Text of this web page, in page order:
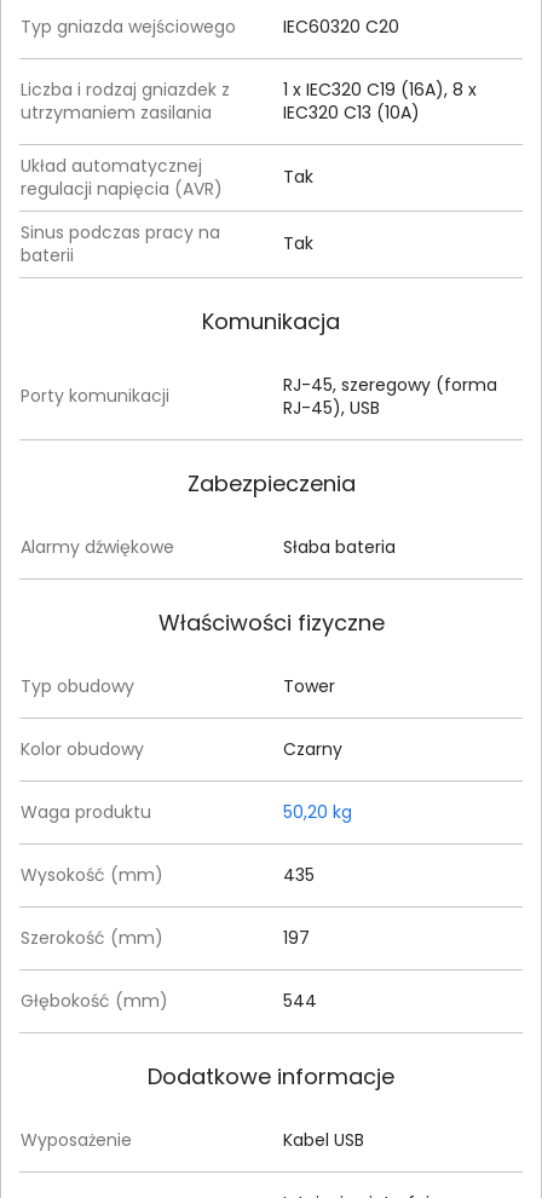
Typ gniazda wejściowego IEC60320 C20
Liczba i rodzaj gniazdek z
utrzymaniem zasilania
1 x IEC320 C19 (16A), 8 x
IEC320 C13 (10A)
Układ automatycznej
regulacji napięcia (AVR)
Tak
Sinus podczas pracy na
baterii
Tak
Komunikacja
Porty komunikacji
RJ-45, szeregowy (forma
RJ-45), USB
Zabezpieczenia
Alarmy dźwiękowe Słaba bateria
Właściwości fizyczne
Typ obudowy Tower
Kolor obudowy Czarny
Waga produktu 50,20 kg
Wysokość (mm) 435
Szerokość (mm) 197
Głębokość (mm) 544
Dodatkowe informacje
Wyposażenie Kabel USB